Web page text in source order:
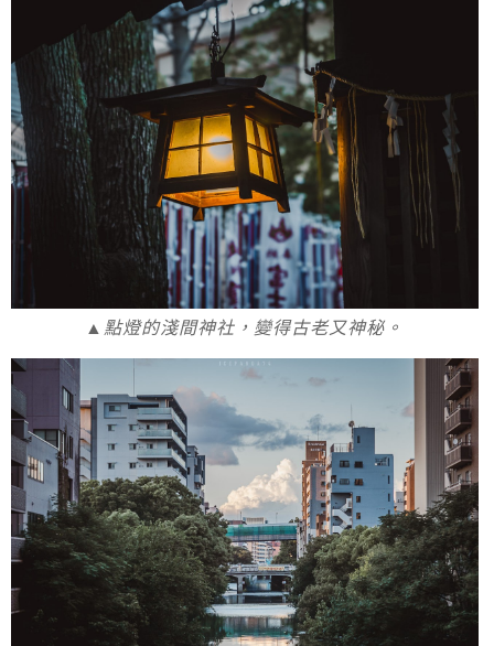
▲點燈的淺間神社，變得古老又神秘。